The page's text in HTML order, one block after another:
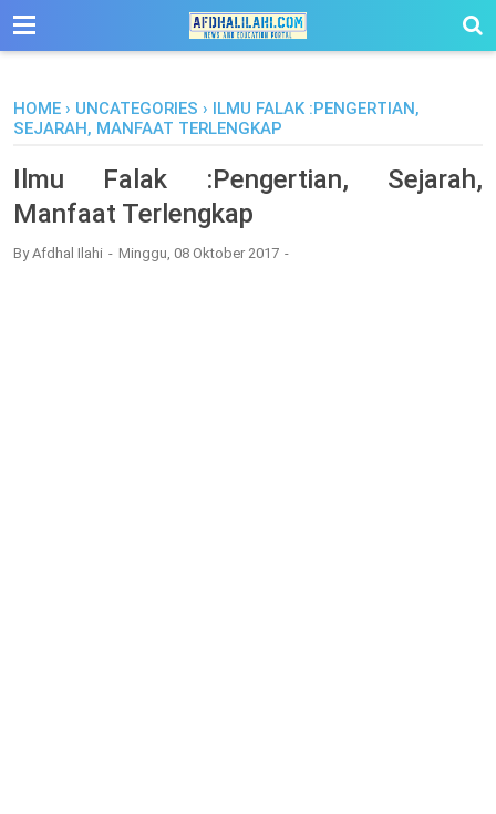
-->
HOME › UNCATEGORIES › ILMU FALAK :PENGERTIAN,
SEJARAH, MANFAAT TERLENGKAP
Ilmu Falak :Pengertian, Sejarah,
Manfaat Terlengkap
ByAfdhal Ilahi Minggu, 08 Oktober 2017